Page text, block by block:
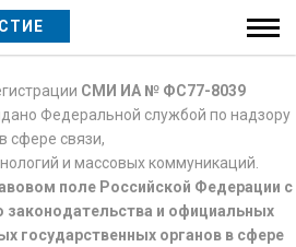
СМИ ИА № ФС77-8039
Федеральной службой по надзору
в сфере связи,
и массовых коммуникаций.
поле Российской Федерации с
и официальных
государственных органов в сфере